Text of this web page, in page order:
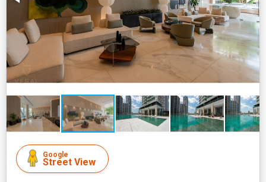
Google
Street View